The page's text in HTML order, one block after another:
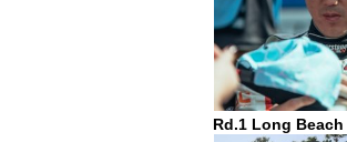
Rd.1 Long Beach